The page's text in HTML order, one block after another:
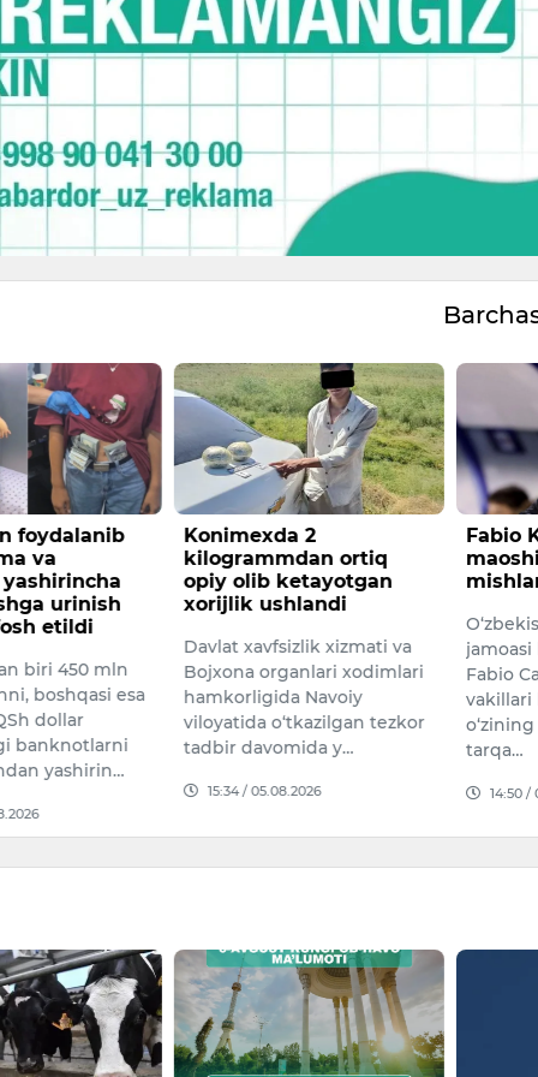
foydalanib
va
urinish
etildi
biri 450 mln
boshqasi esa
dollar
banknotlarni
yashirin…
Konimexda 2
kilogrammdan ortiq
opiy olib ketayotgan
xorijlik ushlandi
Davlat xavfsizlik xizmati va
Bojxona organlari xodimlari
hamkorligida Navoiy
viloyatida o‘tkazilgan tezkor
tadbir davomida y…
15:34 / 05.08.2026
Fabio
jamoasi
Fabio
vakillari
tarqa…
14:50 /